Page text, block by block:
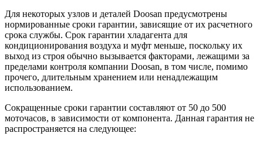
Для некоторых узлов и деталей Doosan предусмотрены
нормированные сроки гарантии, зависящие от их расчетного
срока службы. Срок гарантии хладагента для
кондиционирования воздуха и муфт меньше, поскольку их
выход из строя обычно вызывается факторами, лежащими за
пределами контроля компании Doosan, в том числе, помимо
прочего, длительным хранением или ненадлежащим
использованием.
Сокращенные сроки гарантии составляют от 50 до 500
моточасов, в зависимости от компонента. Данная гарантия не
распространяется на следующее: